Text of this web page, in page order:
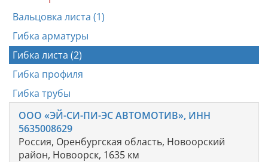
Вальцовка листа (1)
Гибка арматуры
Гибка листа (2)
Гибка профиля
Гибка трубы
ООО «ЭЙ-СИ-ПИ-ЭС АВТОМОТИВ», ИНН
5635008629
Россия, Оренбургская область, Новоорский
район, Новоорск, 1635 км